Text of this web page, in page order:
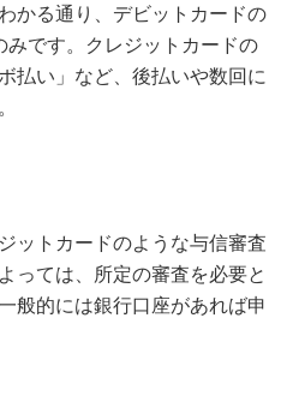
かる通り、デビットカードの
です。クレジットカードの
払い」など、後払いや数回に
ットカードのような与信審査
っては、所定の審査を必要と
般的には銀行口座があれば申